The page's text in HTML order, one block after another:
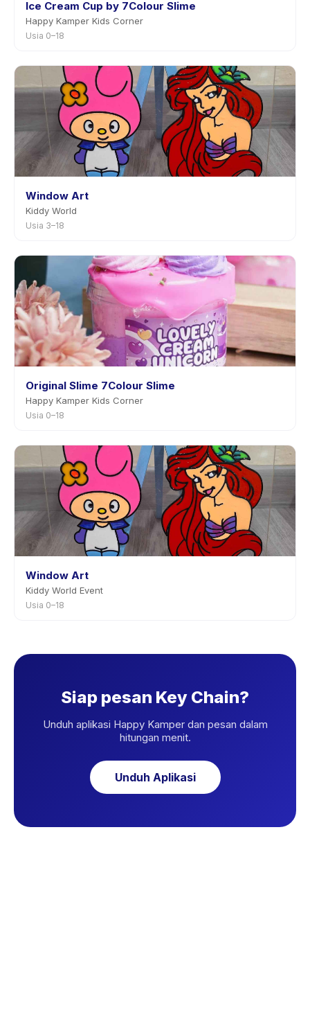
Ice Cream Cup by 7Colour Slime
Happy Kamper Kids Corner
Usia 0–18
Window Art
Kiddy World
Usia 3–18
Original Slime 7Colour Slime
Happy Kamper Kids Corner
Usia 0–18
Window Art
Kiddy World Event
Usia 0–18
Siap pesan Key Chain?
Unduh aplikasi Happy Kamper dan pesan dalam
hitungan menit.
Unduh Aplikasi